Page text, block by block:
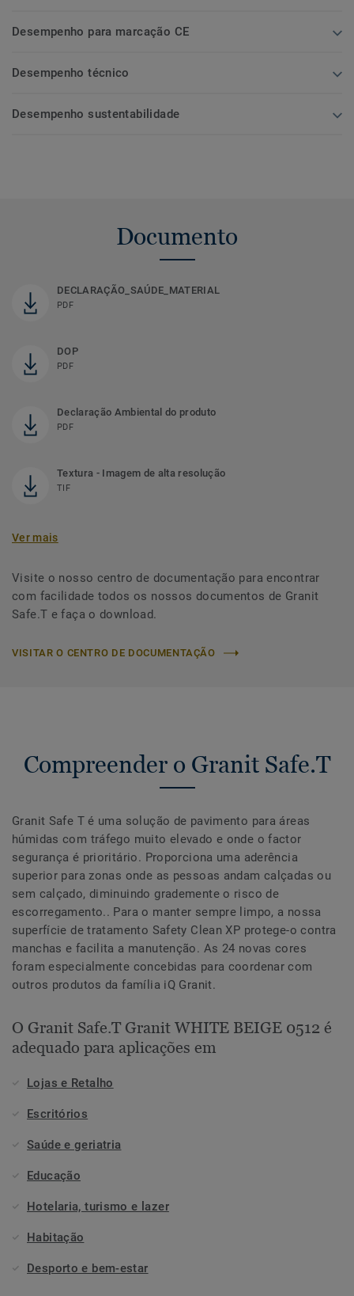
Desempenho para marcação CE
Desempenho técnico
Desempenho sustentabilidade
Documento
DECLARAÇÃO_SAÚDE_MATERIAL
PDF
DOP
PDF
Declaração Ambiental do produto
PDF
Textura - Imagem de alta resolução
TIF
Ver mais
Visite o nosso centro de documentação para encontrar
com facilidade todos os nossos documentos de Granit
Safe.T e faça o download.
VISITAR O CENTRO DE DOCUMENTAÇÃO
Compreender o Granit Safe.T
Granit Safe T é uma solução de pavimento para áreas
húmidas com tráfego muito elevado e onde o factor
segurança é prioritário. Proporciona uma aderência
superior para zonas onde as pessoas andam calçadas ou
sem calçado, diminuindo grademente o risco de
escorregamento.. Para o manter sempre limpo, a nossa
superfície de tratamento Safety Clean XP protege-o contra
manchas e facilita a manutenção. As 24 novas cores
foram especialmente concebidas para coordenar com
outros produtos da família iQ Granit.
O Granit Safe.T Granit WHITE BEIGE 0512 é
adequado para aplicações em
Lojas e Retalho
Escritórios
Saúde e geriatria
Educação
Hotelaria, turismo e lazer
Habitação
Desporto e bem-estar